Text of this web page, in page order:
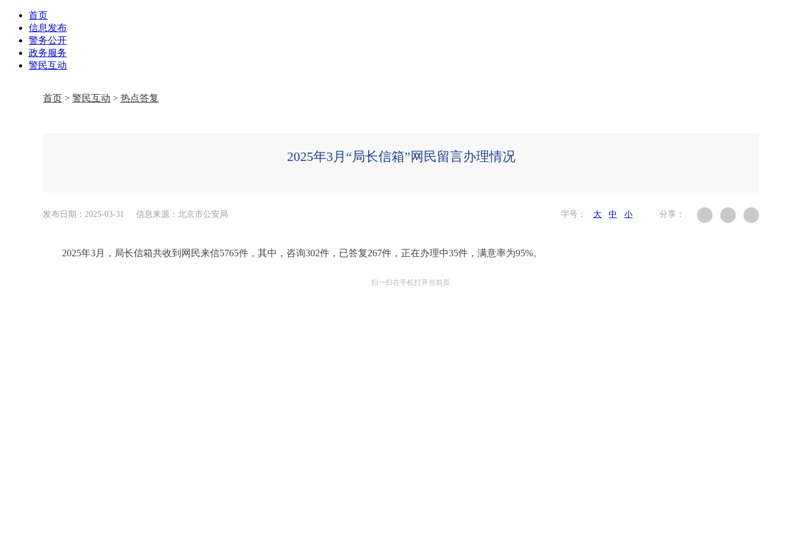
首页
信息发布
警务公开
政务服务
警民互动
首页 > 警民互动 > 热点答复
2025年3月“局长信箱”网民留言办理情况
发布日期：2025-03-31 信息来源：北京市公安局 字号： 大 中 小 分享：
2025年3月，局长信箱共收到网民来信5765件，其中，咨询302件，已答复267件，正在办理中35件，满意率为95%。
扫一扫在手机打开当前页